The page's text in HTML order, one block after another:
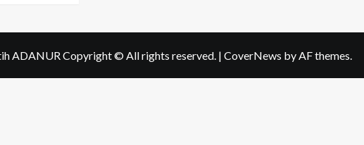
ADANUR Copyright © All rights reserved. | CoverNews by AF themes.